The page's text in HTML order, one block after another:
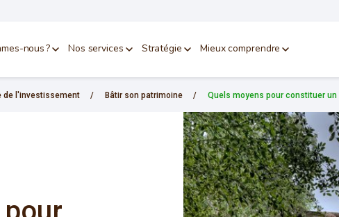
nous ? Nos services Stratégie Mieux comprendre
de l'investissement / Bâtir son patrimoine / Quels moyens pour constituer un